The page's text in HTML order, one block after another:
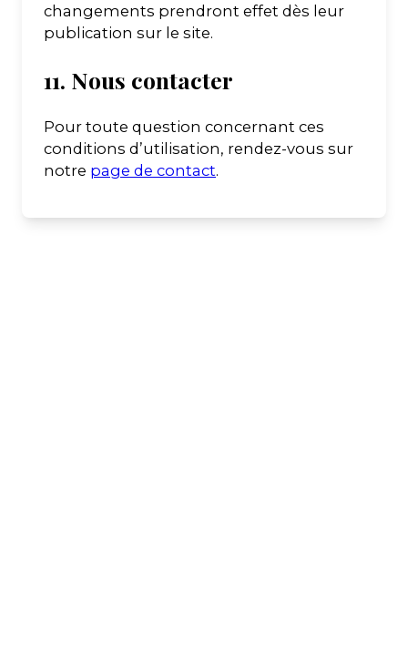
changements prendront effet dès leur
publication sur le site.
11. Nous contacter
Pour toute question concernant ces
conditions d’utilisation, rendez-vous sur
notre page de contact.